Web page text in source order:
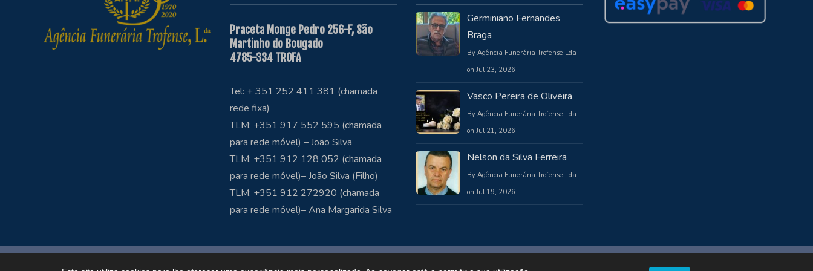
Praceta Monge Pedro 256-F, São
Martinho do Bougado
4785-334 TROFA
Tel: + 351 252 411 381 (chamada
rede fixa)
TLM: +351 917 552 595 (chamada
para rede móvel) – João Silva
TLM: +351 912 128 052 (chamada
para rede móvel)– João Silva (Filho)
TLM: +351 912 272920 (chamada
para rede móvel)– Ana Margarida Silva
Germiniano Fernandes
Braga
By Agência Funerária Trofense Lda
on Jul 23, 2026
Vasco Pereira de Oliveira
By Agência Funerária Trofense Lda
on Jul 21, 2026
Nelson da Silva Ferreira
By Agência Funerária Trofense Lda
on Jul 19, 2026